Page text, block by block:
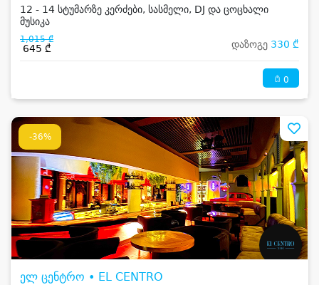
12 - 14 სტუმარზე კერძები, სასმელი, DJ და ცოცხალი
მუსიკა
1,015 ₾
645 ₾ დაზოგე 330 ₾
0
-36%
ელ ცენტრო • EL CENTRO